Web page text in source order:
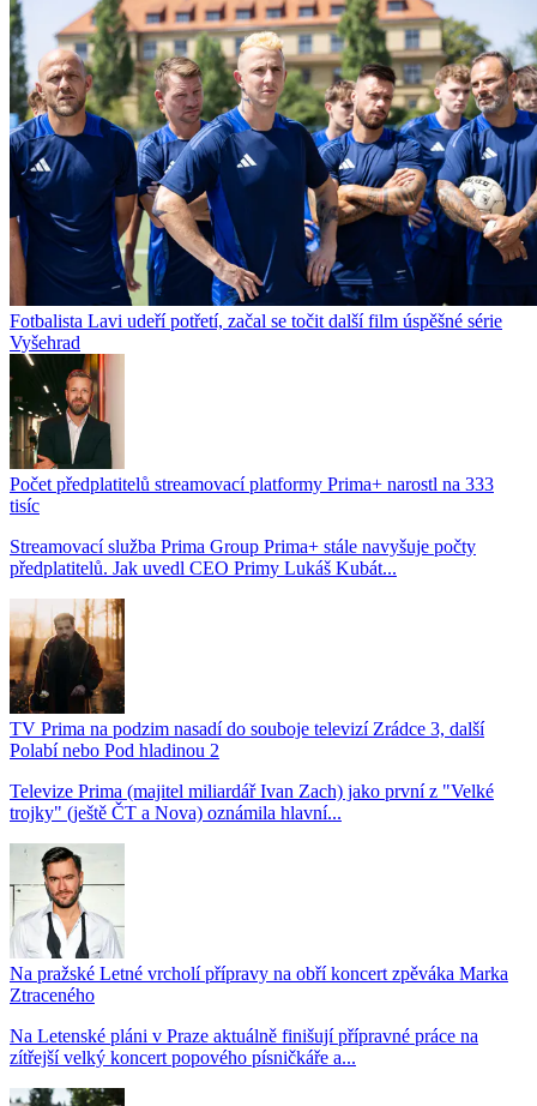
Fotbalista Lavi udeří potřetí, začal se točit další film úspěšné série
Vyšehrad
Počet předplatitelů streamovací platformy Prima+ narostl na 333
tisíc
Streamovací služba Prima Group Prima+ stále navyšuje počty
předplatitelů. Jak uvedl CEO Primy Lukáš Kubát...
TV Prima na podzim nasadí do souboje televizí Zrádce 3, další
Polabí nebo Pod hladinou 2
Televize Prima (majitel miliardář Ivan Zach) jako první z "Velké
trojky" (ještě ČT a Nova) oznámila hlavní...
Na pražské Letné vrcholí přípravy na obří koncert zpěváka Marka
Ztraceného
Na Letenské pláni v Praze aktuálně finišují přípravné práce na
zítřejší velký koncert popového písničkáře a...